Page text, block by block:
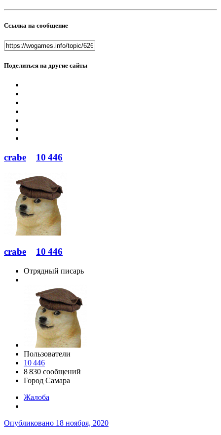
Ссылка на сообщение
Поделиться на другие сайты
crabe 10 446
crabe 10 446
Отрядный писарь
Пользователи
10 446
8 830 сообщений
Город Самара
Жалоба
Опубликовано 18 ноября, 2020